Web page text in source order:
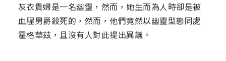
灰衣貴婦是一名幽靈，然而，她生而為人時卻是被
血腥男爵殺死的，然而，他們竟然以幽靈型態同處
霍格華茲，且沒有人對此提出異議。